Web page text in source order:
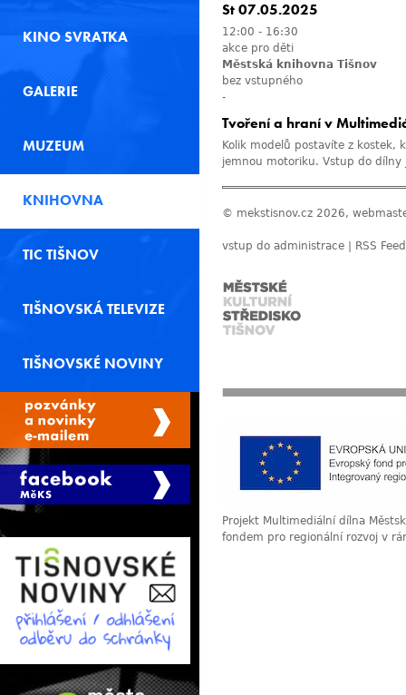
St 07.05.2025
12:00 - 16:30
akce pro děti
Městská knihovna Tišnov
bez vstupného
-
Tvoření a hraní v
Kolik modelů postavíte z
jemnou motoriku. Vstup do dílny
© mekstisnov.cz 2026,
vstup do administrace RSS Feed
Projekt Multimediální dílna
fondem pro regionální rozvoj v
KINO SVRATKA
GALERIE
MUZEUM
KNIHOVNA
TIC TIŠNOV
TIŠNOVSKÁ TELEVIZE
TIŠNOVSKÉ NOVINY